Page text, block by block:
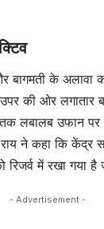
के अलावा
की ओर लगातार
लबालब उफान
ने कहा कि केंद्र
में रखा गया
- Advertisement -